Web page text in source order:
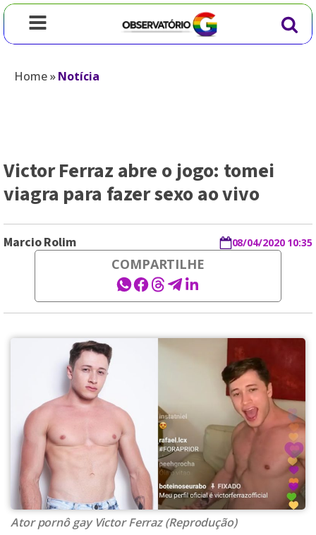
Home»Notícia
Victor Ferraz abre o jogo: tomei
viagra para fazer sexo ao vivo
Marcio Rolim 08/04/2020 10:35
COMPARTILHE
Ator pornô gay Victor Ferraz (Reprodução)